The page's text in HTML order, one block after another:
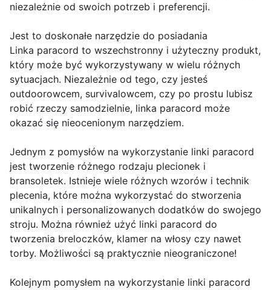
niezależnie od swoich potrzeb i preferencji.
Jest to doskonałe narzędzie do posiadania
Linka paracord to wszechstronny i użyteczny produkt,
który może być wykorzystywany w wielu różnych
sytuacjach. Niezależnie od tego, czy jesteś
outdoorowcem, survivalowcem, czy po prostu lubisz
robić rzeczy samodzielnie, linka paracord może
okazać się nieocenionym narzędziem.
Jednym z pomysłów na wykorzystanie linki paracord
jest tworzenie różnego rodzaju plecionek i
bransoletek. Istnieje wiele różnych wzorów i technik
plecenia, które można wykorzystać do stworzenia
unikalnych i personalizowanych dodatków do swojego
stroju. Można również użyć linki paracord do
tworzenia breloczków, klamer na włosy czy nawet
torby. Możliwości są praktycznie nieograniczone!
Kolejnym pomysłem na wykorzystanie linki paracord